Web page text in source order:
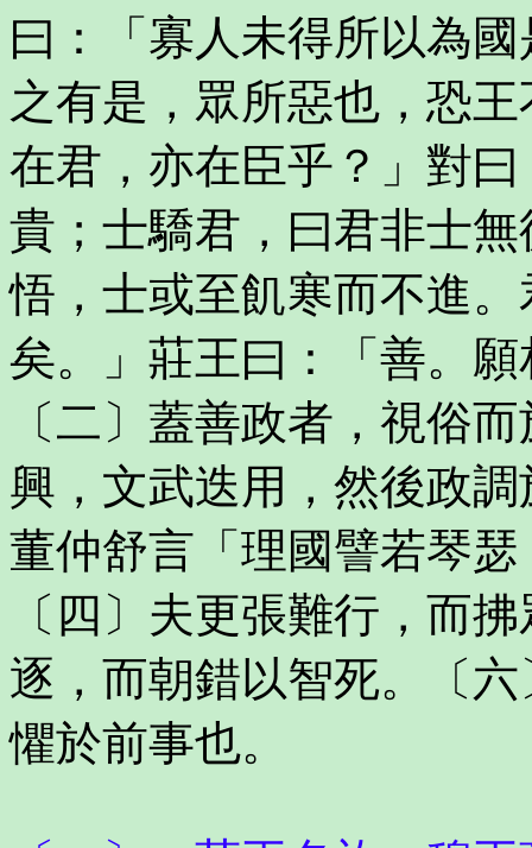
曰：「寡人未得所以為
之有是，眾所惡也，恐
在君，亦在臣乎？」對
貴；士驕君，曰君非士
悟，士或至飢寒而不進
矣。」莊王曰：「善。
〔二〕蓋善政者，視俗
興，文武迭用，然後政
董仲舒言「理國譬若琴
〔四〕夫更張難行，而
逐，而朝錯以智死。〔
懼於前事也。